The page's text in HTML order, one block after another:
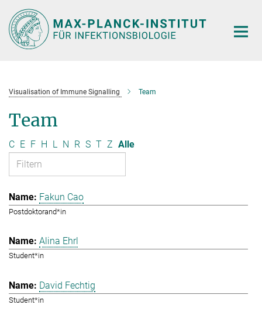
Hauptinhalt
Visualisation of Immune Signalling Team
Team
C E F H L N R S T Z Alle
Fakun Cao
Postdoktorand*in
Alina Ehrl
Student*in
David Fechtig
Student*in